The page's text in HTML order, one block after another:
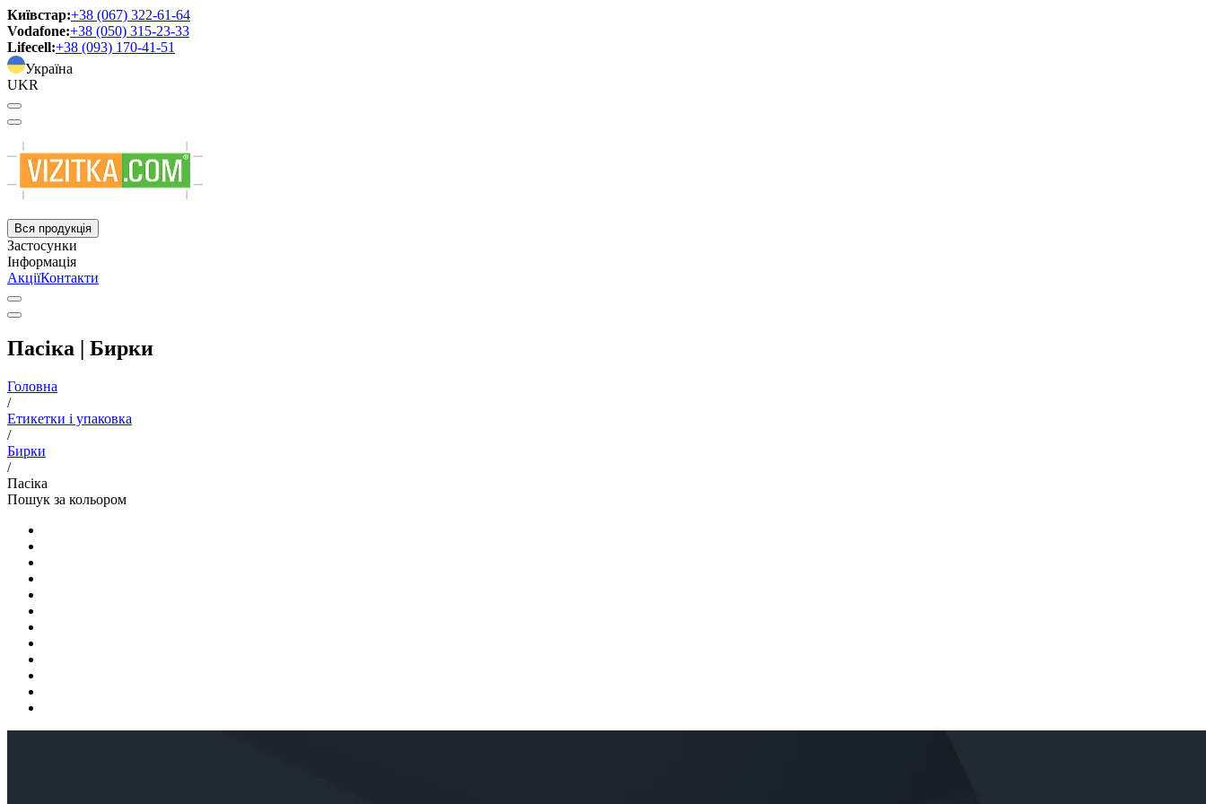
Київстар:+38 (067) 322-61-64
Vodafone:+38 (050) 315-23-33
Lifecell:+38 (093) 170-41-51
Україна
UKR
Вся продукція
Застосунки
Інформація
АкціїКонтакти
Пасіка | Бирки
Головна
/
Етикетки і упаковка
/
Бирки
/
Пасіка
Пошук за кольором